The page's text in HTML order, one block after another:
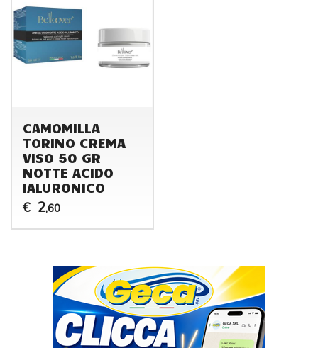
CAMOMILLA
TORINO CREMA
VISO 50 GR
NOTTE ACIDO
IALURONICO
€ 2,60